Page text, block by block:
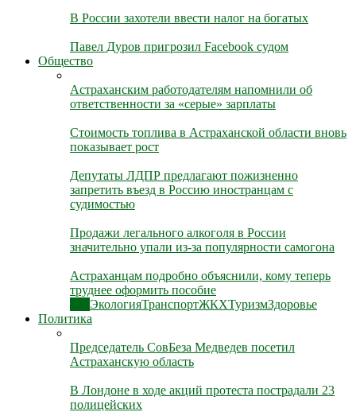
В России захотели ввести налог на богатых
Павел Дуров пригрозил Facebook судом
Общество
Астраханским работодателям напомнили об
ответственности за «серые» зарплаты
Стоимость топлива в Астраханской области вновь
показывает рост
Депутаты ЛДПР предлагают пожизненно
запретить въезд в Россию иностранцам с
судимостью
Продажи легального алкоголя в России
значительно упали из-за популярности самогона
Астраханцам подробно объяснили, кому теперь
труднее оформить пособие
ЭкологияТранспортЖКХТуризмЗдоровье
Политика
Председатель СовБеза Медведев посетил
Астраханскую область
В Лондоне в ходе акций протеста пострадали 23
полицейских